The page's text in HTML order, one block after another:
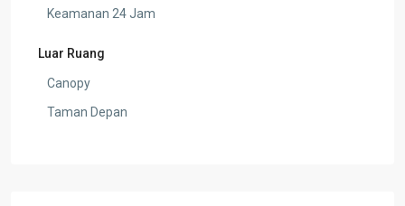
Keamanan 24 Jam
Luar Ruang
Canopy
Taman Depan